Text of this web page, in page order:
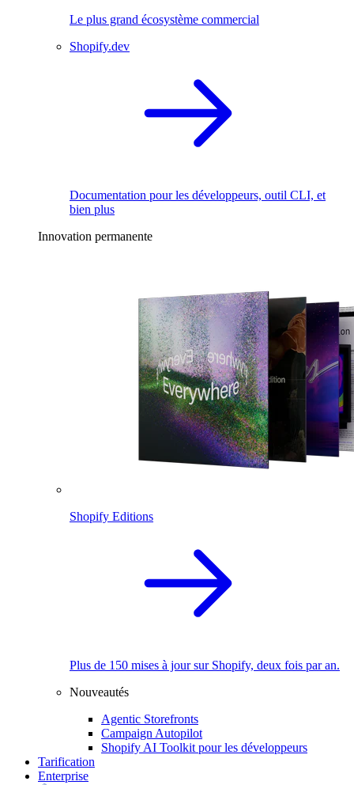
Le plus grand écosystème commercial
Shopify.dev
Documentation pour les développeurs, outil CLI, et
bien plus
Innovation permanente
Shopify Editions
Plus de 150 mises à jour sur Shopify, deux fois par an.
Nouveautés
Agentic Storefronts
Campaign Autopilot
Shopify AI Toolkit pour les développeurs
Tarification
Enterprise